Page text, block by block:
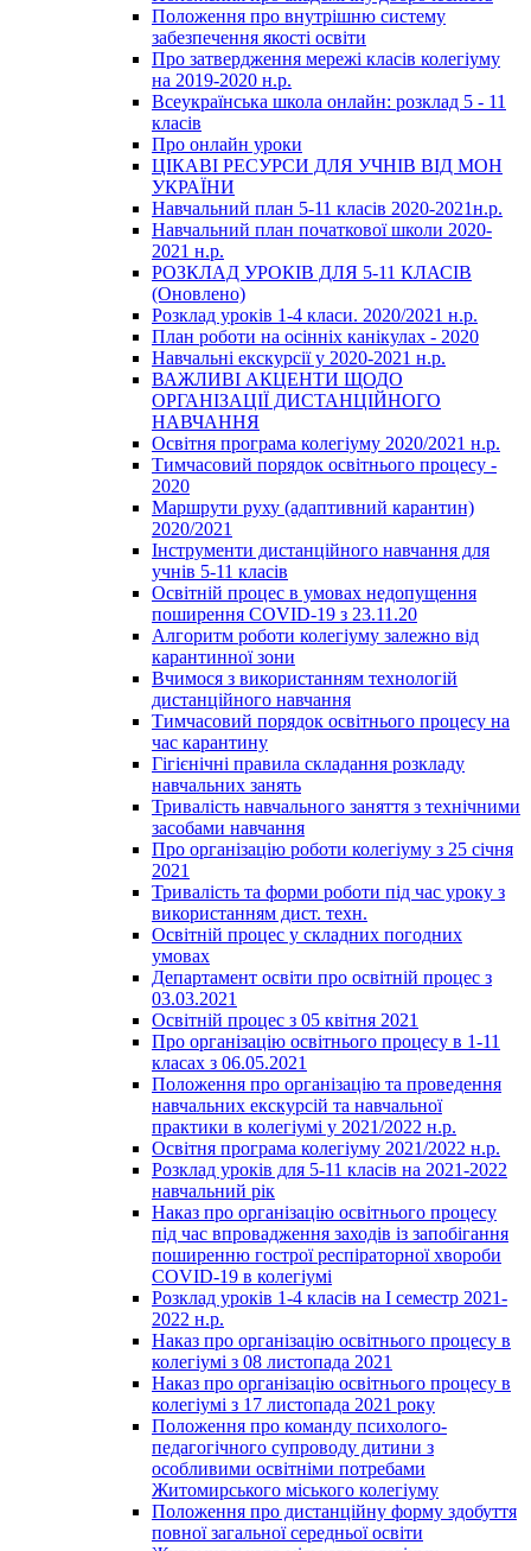
Положення про внутрішню систему
забезпечення якості освіти
Про затвердження мережі класів колегіуму
на 2019-2020 н.р.
Всеукраїнська школа онлайн: розклад 5 - 11
класів
Про онлайн уроки
ЦІКАВІ РЕСУРСИ ДЛЯ УЧНІВ ВІД МОН
УКРАЇНИ
Навчальний план 5-11 класів 2020-2021н.р.
Навчальний план початкової школи 2020-
2021 н.р.
РОЗКЛАД УРОКІВ ДЛЯ 5-11 КЛАСІВ
(Оновлено)
Розклад уроків 1-4 класи. 2020/2021 н.р.
План роботи на осінніх канікулах - 2020
Навчальні екскурсії у 2020-2021 н.р.
ВАЖЛИВІ АКЦЕНТИ ЩОДО
ОРГАНІЗАЦІЇ ДИСТАНЦІЙНОГО
НАВЧАННЯ
Освітня програма колегіуму 2020/2021 н.р.
Тимчасовий порядок освітнього процесу -
2020
Маршрути руху (адаптивний карантин)
2020/2021
Інструменти дистанційного навчання для
учнів 5-11 класів
Освітній процес в умовах недопущення
поширення COVID-19 з 23.11.20
Алгоритм роботи колегіуму залежно від
карантинної зони
Вчимося з використанням технологій
дистанційного навчання
Тимчасовий порядок освітнього процесу на
час карантину
Гігієнічні правила складання розкладу
навчальних занять
Тривалість навчального заняття з технічними
засобами навчання
Про організацію роботи колегіуму з 25 січня
2021
Тривалість та форми роботи під час уроку з
використанням дист. техн.
Освітній процес у складних погодних
умовах
Департамент освіти про освітній процес з
03.03.2021
Освітній процес з 05 квітня 2021
Про організацію освітнього процесу в 1-11
класах з 06.05.2021
Положення про організацію та проведення
навчальних екскурсій та навчальної
практики в колегіумі у 2021/2022 н.р.
Освітня програма колегіуму 2021/2022 н.р.
Розклад уроків для 5-11 класів на 2021-2022
навчальний рік
Наказ про організацію освітнього процесу
під час впровадження заходів із запобігання
поширенню гострої респіраторної хвороби
COVID-19 в колегіумі
Розклад уроків 1-4 класів на І семестр 2021-
2022 н.р.
Наказ про організацію освітнього процесу в
колегіумі з 08 листопада 2021
Наказ про організацію освітнього процесу в
колегіумі з 17 листопада 2021 року
Положення про команду психолого-
педагогічного супроводу дитини з
особливими освітніми потребами
Житомирського міського колегіуму
Положення про дистанційну форму здобуття
повної загальної середньої освіти